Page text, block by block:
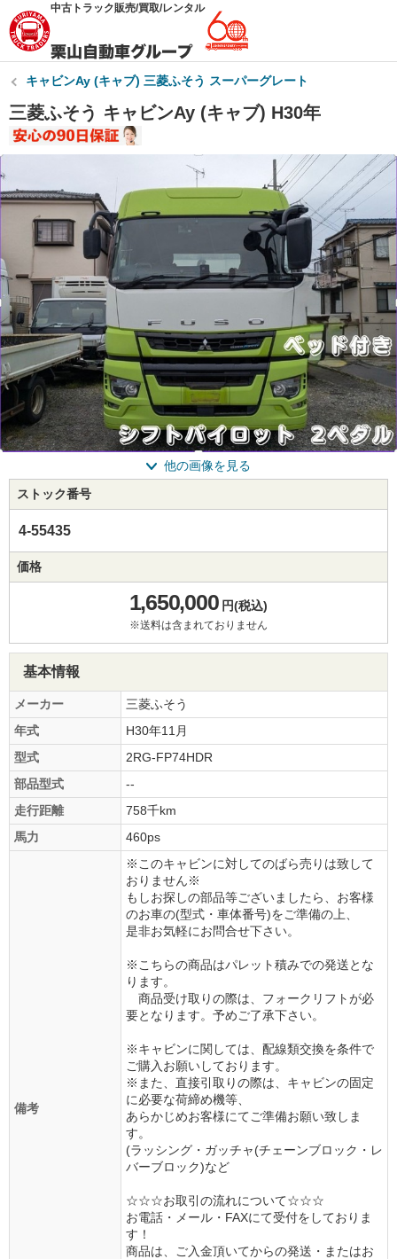
中古トラック販売/買取/レンタル
キャビンAy (キャブ) 三菱ふそう スーパーグレート
三菱ふそう キャビンAy (キャブ) H30年
他の画像を見る
ストック番号
4-55435
価格
1,650,000円(税込)
※送料は含まれておりません
基本情報
メーカー
三菱ふそう
年式
H30年11月
型式
2RG-FP74HDR
部品型式
--
走行距離
758千km
馬力
460ps
備考
※このキャビンに対してのばら売りは致して
おりません※
もしお探しの部品等ございましたら、お客様
のお車の(型式・車体番号)をご準備の上、
是非お気軽にお問合せ下さい。
※こちらの商品はパレット積みでの発送とな
ります。
商品受け取りの際は、フォークリフトが必
要となります。予めご了承下さい。
※キャビンに関しては、配線類交換を条件で
ご購入お願いしております。
※また、直接引取りの際は、キャビンの固定
に必要な荷締め機等、
あらかじめお客様にてご準備お願い致しま
す。
(ラッシング・ガッチャ(チェーンブロック・レ
バーブロック)など
☆☆☆お取引の流れについて☆☆☆
お電話・メール・FAXにて受付をしておりま
す！
商品は、ご入金頂いてからの発送・またはお